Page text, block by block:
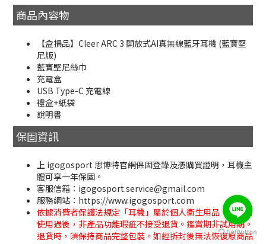
商品內容物
【盒損品】Cleer ARC 3 開放式AI真無線藍牙耳機 (藍寶堅
尼版)
藍寶堅尼絲巾
充電盒
USB Type-C 充電線
禮盒+紙袋
說明書
保固資訊
上 igogosport 思博特官網保固登錄及憑購買證明，耳機主
體可享一年保固。
客服信箱：igogosport.service@gmail.com
服務網站：https://www.igogosport.com
依據消費者保護法規定「耳機」屬於個人衛生用品，經拆封
使用過後，非產品功能瑕疵不接受退貨。鑑賞期非試用期。
退貨時，須保持商品完整包裝。如經拆封後無法恢復原商品
立即購買